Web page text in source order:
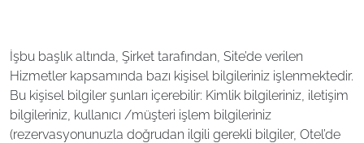
İşbu başlık altında, Şirket tarafından, Site’de verilen
Hizmetler kapsamında bazı kişisel bilgileriniz işlenmektedir.
Bu kişisel bilgiler şunları içerebilir: Kimlik bilgileriniz, iletişim
bilgileriniz, kullanıcı /müşteri işlem bilgileriniz
(rezervasyonunuzla doğrudan ilgili gerekli bilgiler, Otel’de